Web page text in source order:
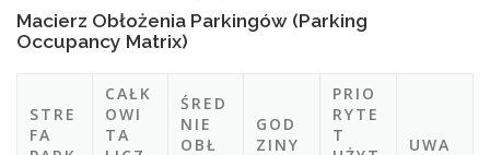
Macierz Obłożenia Parkingów (Parking
Occupancy Matrix)
STRE
FA
CAŁK
OWI
TA
ŚRED
NIE
OBŁ
GOD
ZINY
PRIO
RYTE
T
UWA